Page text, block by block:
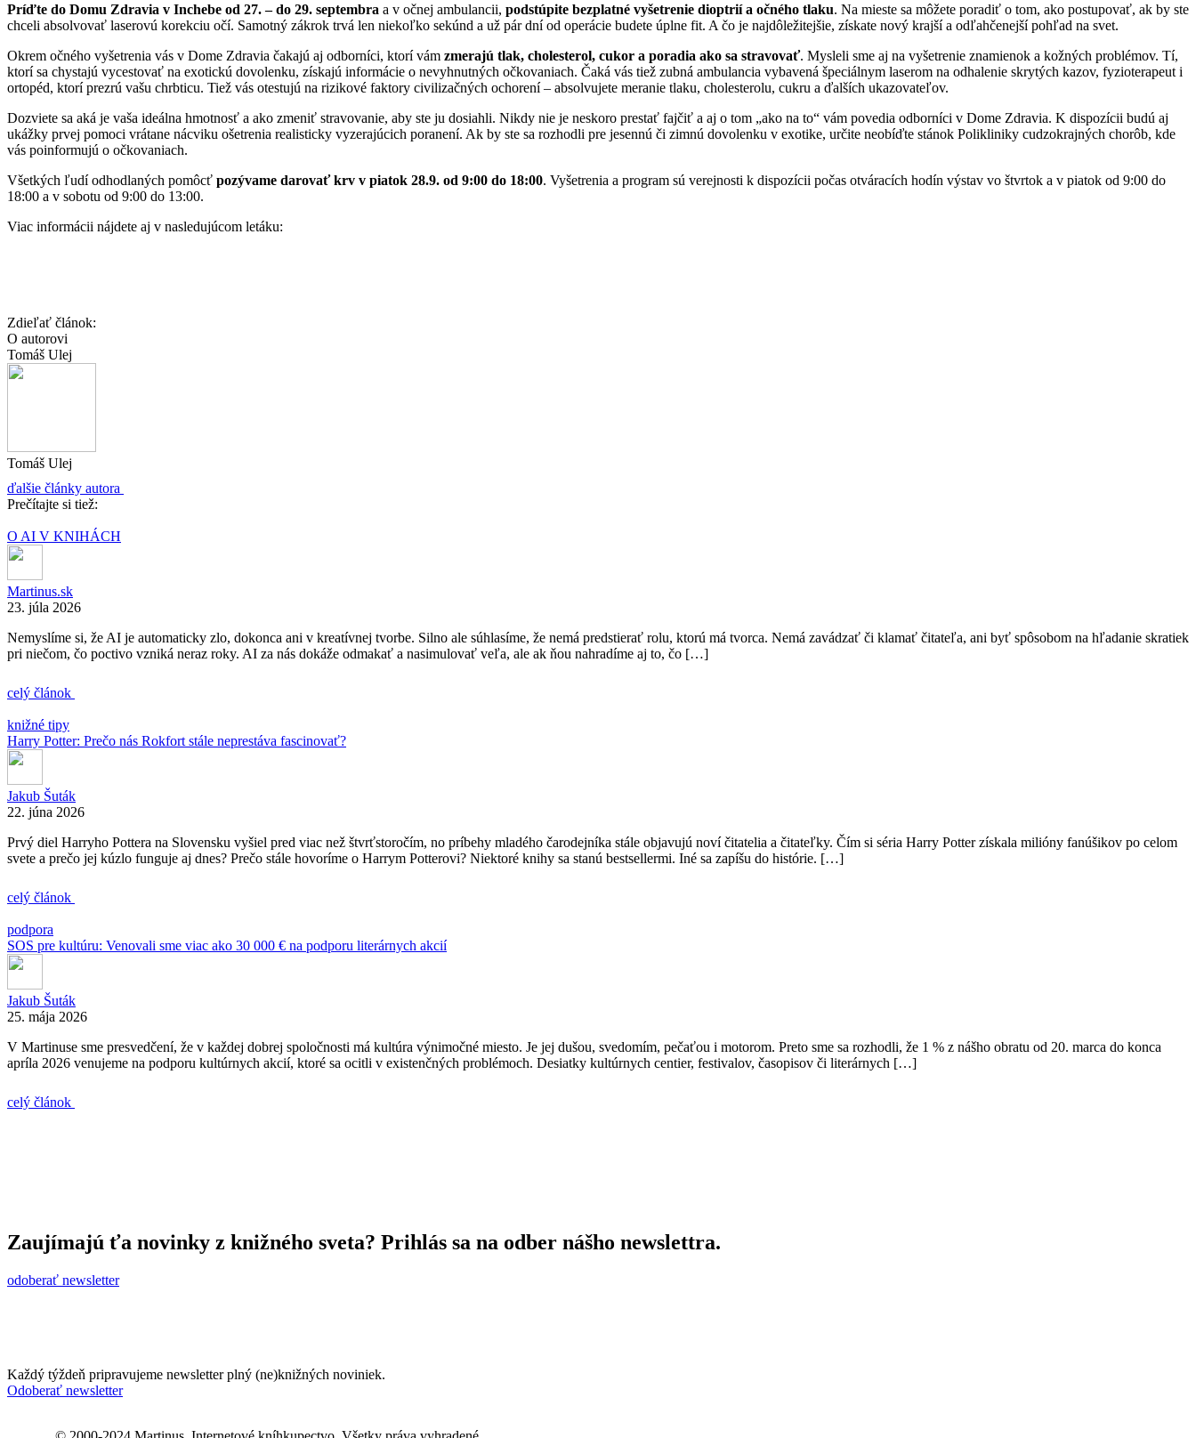
Príďte do Domu Zdravia v Inchebe od 27. – do 29. septembra a v očnej ambulancii, podstúpite bezplatné vyšetrenie dioptrií a očného tlaku. Na mieste sa môžete poradiť o tom, ako postupovať, ak by ste
chceli absolvovať laserovú korekciu očí. Samotný zákrok trvá len niekoľko sekúnd a už pár dní od operácie budete úplne fit. A čo je najdôležitejšie, získate nový krajší a odľahčenejší pohľad na svet.
Okrem očného vyšetrenia vás v Dome Zdravia čakajú aj odborníci, ktorí vám zmerajú tlak, cholesterol, cukor a poradia ako sa stravovať. Mysleli sme aj na vyšetrenie znamienok a kožných problémov. Tí,
ktorí sa chystajú vycestovať na exotickú dovolenku, získajú informácie o nevyhnutných očkovaniach. Čaká vás tiež zubná ambulancia vybavená špeciálnym laserom na odhalenie skrytých kazov, fyzioterapeut i
ortopéd, ktorí prezrú vašu chrbticu. Tiež vás otestujú na rizikové faktory civilizačných ochorení – absolvujete meranie tlaku, cholesterolu, cukru a ďalších ukazovateľov.
Dozviete sa aká je vaša ideálna hmotnosť a ako zmeniť stravovanie, aby ste ju dosiahli. Nikdy nie je neskoro prestať fajčiť a aj o tom „ako na to“ vám povedia odborníci v Dome Zdravia. K dispozícii budú aj
ukážky prvej pomoci vrátane nácviku ošetrenia realisticky vyzerajúcich poranení. Ak by ste sa rozhodli pre jesennú či zimnú dovolenku v exotike, určite neobíďte stánok Polikliniky cudzokrajných chorôb, kde
vás poinformujú o očkovaniach.
Všetkých ľudí odhodlaných pomôcť pozývame darovať krv v piatok 28.9. od 9:00 do 18:00. Vyšetrenia a program sú verejnosti k dispozícii počas otváracích hodín výstav vo štvrtok a v piatok od 9:00 do
18:00 a v sobotu od 9:00 do 13:00.
Viac informácii nájdete aj v nasledujúcom letáku:
Zdieľať článok:
O autorovi
Tomáš Ulej
Tomáš Ulej
ďalšie články autora
Prečítajte si tiež:
O AI V KNIHÁCH
Martinus.sk
23. júla 2026
Nemyslíme si, že AI je automaticky zlo, dokonca ani v kreatívnej tvorbe. Silno ale súhlasíme, že nemá predstierať rolu, ktorú má tvorca. Nemá zavádzať či klamať čitateľa, ani byť spôsobom na hľadanie skratiek
pri niečom, čo poctivo vzniká neraz roky. AI za nás dokáže odmakať a nasimulovať veľa, ale ak ňou nahradíme aj to, čo […]
celý článok
knižné tipy
Harry Potter: Prečo nás Rokfort stále neprestáva fascinovať?
Jakub Šuták
22. júna 2026
Prvý diel Harryho Pottera na Slovensku vyšiel pred viac než štvrťstoročím, no príbehy mladého čarodejníka stále objavujú noví čitatelia a čitateľky. Čím si séria Harry Potter získala milióny fanúšikov po celom
svete a prečo jej kúzlo funguje aj dnes? Prečo stále hovoríme o Harrym Potterovi? Niektoré knihy sa stanú bestsellermi. Iné sa zapíšu do histórie. […]
celý článok
podpora
SOS pre kultúru: Venovali sme viac ako 30 000 € na podporu literárnych akcií
Jakub Šuták
25. mája 2026
V Martinuse sme presvedčení, že v každej dobrej spoločnosti má kultúra výnimočné miesto. Je jej dušou, svedomím, pečaťou i motorom. Preto sme sa rozhodli, že 1 % z nášho obratu od 20. marca do konca
apríla 2026 venujeme na podporu kultúrnych akcií, ktoré sa ocitli v existenčných problémoch. Desiatky kultúrnych centier, festivalov, časopisov či literárnych […]
celý článok
Zaujímajú ťa novinky z knižného sveta? Prihlás sa na odber nášho newslettra.
odoberať newsletter
Každý týždeň pripravujeme newsletter plný (ne)knižných noviniek.
Odoberať newsletter